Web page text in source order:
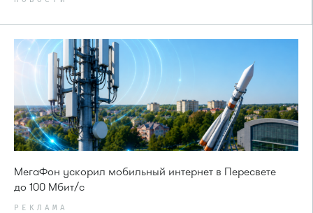
МегаФон ускорил мобильный интернет в Пересвете
до 100 Мбит/с
РЕКЛАМА